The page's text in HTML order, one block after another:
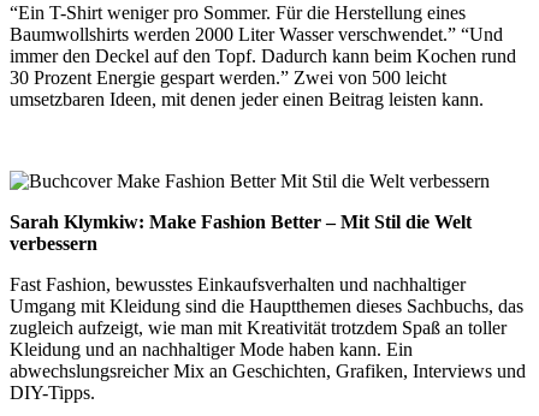
“Ein T-Shirt weniger pro Sommer. Für die Herstellung eines
Baumwollshirts werden 2000 Liter Wasser verschwendet.” “Und
immer den Deckel auf den Topf. Dadurch kann beim Kochen rund
30 Prozent Energie gespart werden.” Zwei von 500 leicht
umsetzbaren Ideen, mit denen jeder einen Beitrag leisten kann.
Sarah Klymkiw: Make Fashion Better – Mit Stil die Welt
verbessern
Fast Fashion, bewusstes Einkaufsverhalten und nachhaltiger
Umgang mit Kleidung sind die Hauptthemen dieses Sachbuchs, das
zugleich aufzeigt, wie man mit Kreativität trotzdem Spaß an toller
Kleidung und an nachhaltiger Mode haben kann. Ein
abwechslungsreicher Mix an Geschichten, Grafiken, Interviews und
DIY-Tipps.